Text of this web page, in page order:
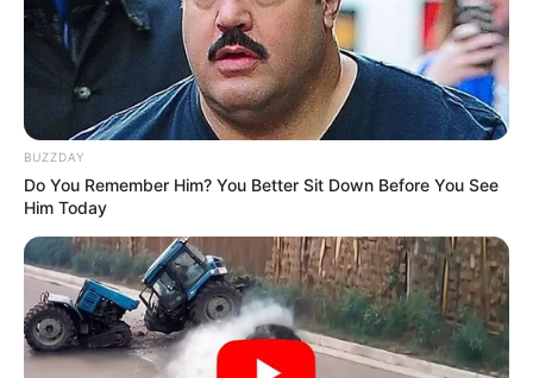
Спорт
[wp-rss-aggregator id="2"]
BUZZDAY
Do You Remember Him? You Better Sit Down Before You See
Him Today